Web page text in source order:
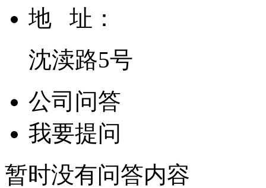
地 址：
沈渎路5号
公司问答
我要提问
暂时没有问答内容